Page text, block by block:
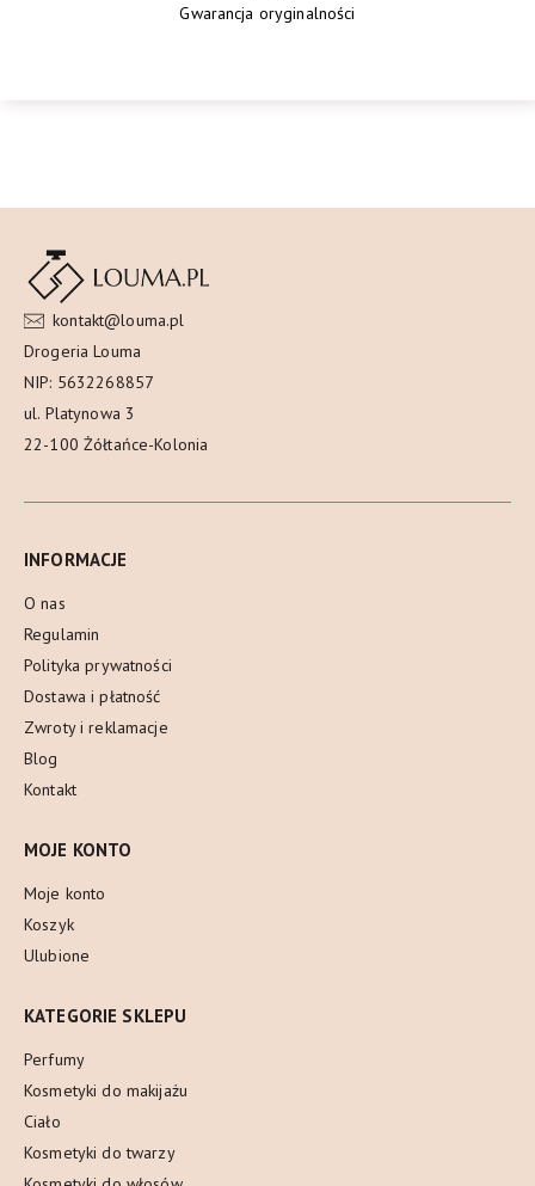
Gwarancja oryginalności
kontakt@louma.pl
Drogeria Louma
NIP: 5632268857
ul. Platynowa 3
22-100 Żółtańce-Kolonia
INFORMACJE
O nas
Regulamin
Polityka prywatności
Dostawa i płatność
Zwroty i reklamacje
Blog
Kontakt
MOJE KONTO
Moje konto
Koszyk
Ulubione
KATEGORIE SKLEPU
Perfumy
Kosmetyki do makijażu
Ciało
Kosmetyki do twarzy